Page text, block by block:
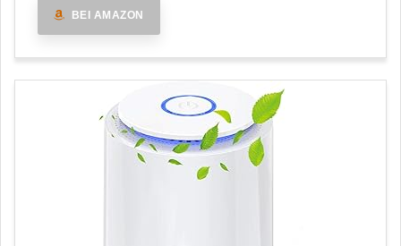
BEI AMAZON